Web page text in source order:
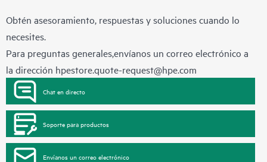
Obtén asesoramiento, respuestas y soluciones cuando lo
necesites.
Para preguntas generales,envíanos un correo electrónico a
la dirección hpestore.quote-request@hpe.com
Chat en directo
Soporte para productos
Envíanos un correo electrónico